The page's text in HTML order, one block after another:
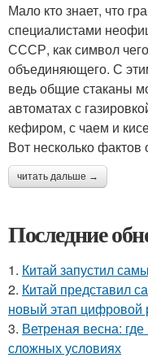
Мало кто знает, что
специалистами
СССР, как символ
объединяющего. С
ведь общие стаканы
автоматах с
кефиром, с чаем и
Вот несколько фактов
читать дальше →
Последние
1. Китай запустил
2. Китай представил
новый этап цифровой
3. Ветреная весна: где
сложных условиях